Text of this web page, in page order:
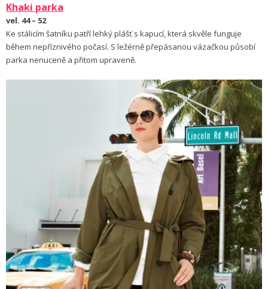
Khaki parka
vel. 44 – 52
Ke stálicím šatníku patří lehký plášť s kapucí, která skvěle funguje
během nepříznivého počasí. S ležérně přepásanou vázačkou působí
parka nenuceně a přitom upraveně.